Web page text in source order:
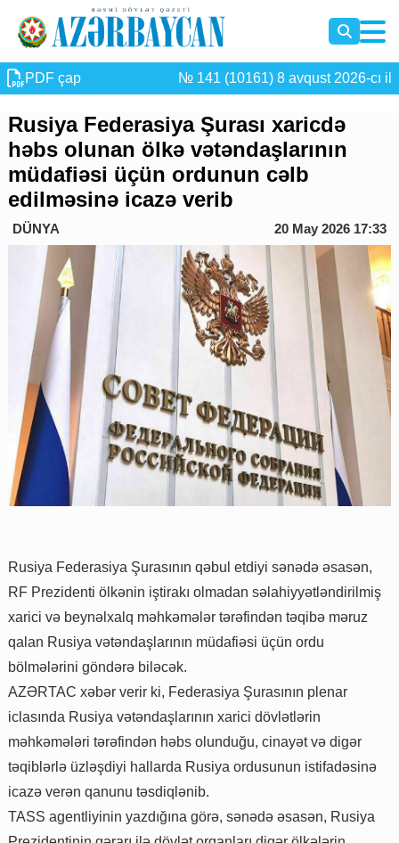
PDF çap № 141 (10161) 8 avqust 2026-cı il
Rusiya Federasiya Şurası xaricdə
həbs olunan ölkə vətəndaşlarının
müdafiəsi üçün ordunun cəlb
edilməsinə icazə verib
DÜNYA 20 May 2026 17:33
Rusiya Federasiya Şurasının qəbul etdiyi sənədə əsasən,
RF Prezidenti ölkənin iştirakı olmadan səlahiyyətləndirilmiş
xarici və beynəlxalq məhkəmələr tərəfindən təqibə məruz
qalan Rusiya vətəndaşlarının müdafiəsi üçün ordu
bölmələrini göndərə biləcək.
AZƏRTAC xəbər verir ki, Federasiya Şurasının plenar
iclasında Rusiya vətəndaşlarının xarici dövlətlərin
məhkəmələri tərəfindən həbs olunduğu, cinayət və digər
təqiblərlə üzləşdiyi hallarda Rusiya ordusunun istifadəsinə
icazə verən qanunu təsdiqlənib.
TASS agentliyinin yazdığına görə, sənədə əsasən, Rusiya